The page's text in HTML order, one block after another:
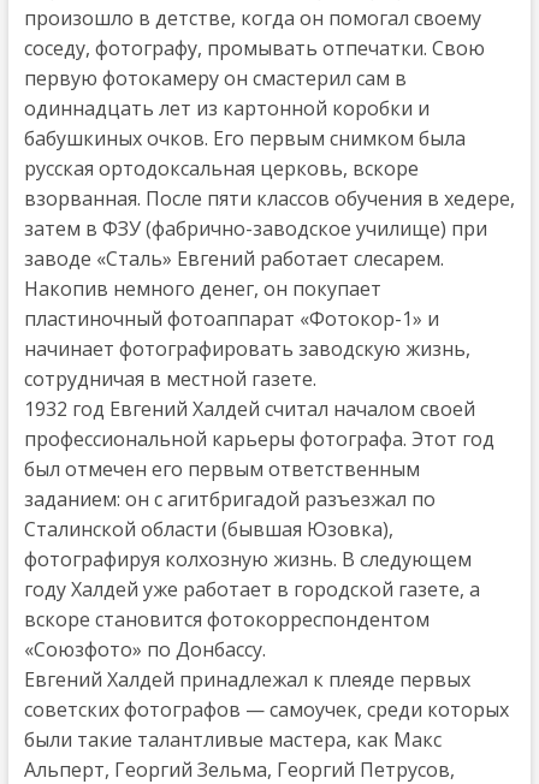
произошло в детстве, когда он помогал своему
соседу, фотографу, промывать отпечатки. Свою
первую фотокамеру он смастерил сам в
одиннадцать лет из картонной коробки и
бабушкиных очков. Его первым снимком была
русская ортодоксальная церковь, вскоре
взорванная. После пяти классов обучения в хедере,
затем в ФЗУ (фабрично-заводское училище) при
заводе «Сталь» Евгений работает слесарем.
Накопив немного денег, он покупает
пластиночный фотоаппарат «Фотокор-1» и
начинает фотографировать заводскую жизнь,
сотрудничая в местной газете.
1932 год Евгений Халдей считал началом своей
профессиональной карьеры фотографа. Этот год
был отмечен его первым ответственным
заданием: он с агитбригадой разъезжал по
Сталинской области (бывшая Юзовка),
фотографируя колхозную жизнь. В следующем
году Халдей уже работает в городской газете, а
вскоре становится фотокорреспондентом
«Союзфото» по Донбассу.
Евгений Халдей принадлежал к плеяде первых
советских фотографов — самоучек, среди которых
были такие талантливые мастера, как Макс
Альперт, Георгий Зельма, Георгий Петрусов,